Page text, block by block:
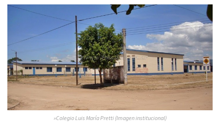
»Colegio Luis María Pretti (Imagen institucional)